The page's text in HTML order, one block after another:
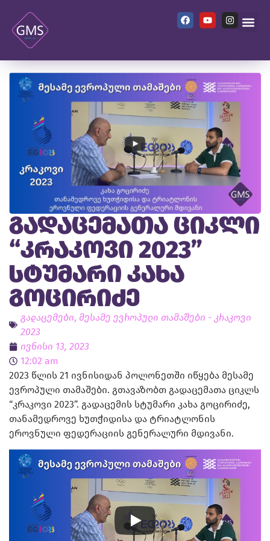
გადაცემათა ციკლი
“კრაკოვი 2023”
სტუმარი კახა
გოცირიძე
გადაცემები, მესამე ევროპული თამაშები - კრაკოვი
2023
ივნისი 13, 2023
12:02 am
2023 წლის 21 ივნისიდან პოლონეთში იწყება მესამე
ევროპული თამაშები. გთავაზობთ გადაცემათა ციკლს
“კრაკოვი 2023”. გადაცემის სტუმარი კახა გოცირიძე,
თანამედროვე ხუთჭიდისა და ტრიატლონის
ეროვნული ფედერაციის გენერალური მდივანი.